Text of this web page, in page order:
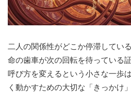
二人の関係性がどこか停滞してい
命の歯車が次の回転を待っている証
呼び方を変えるという小さな一歩
く動かすための大切な「きっかけ